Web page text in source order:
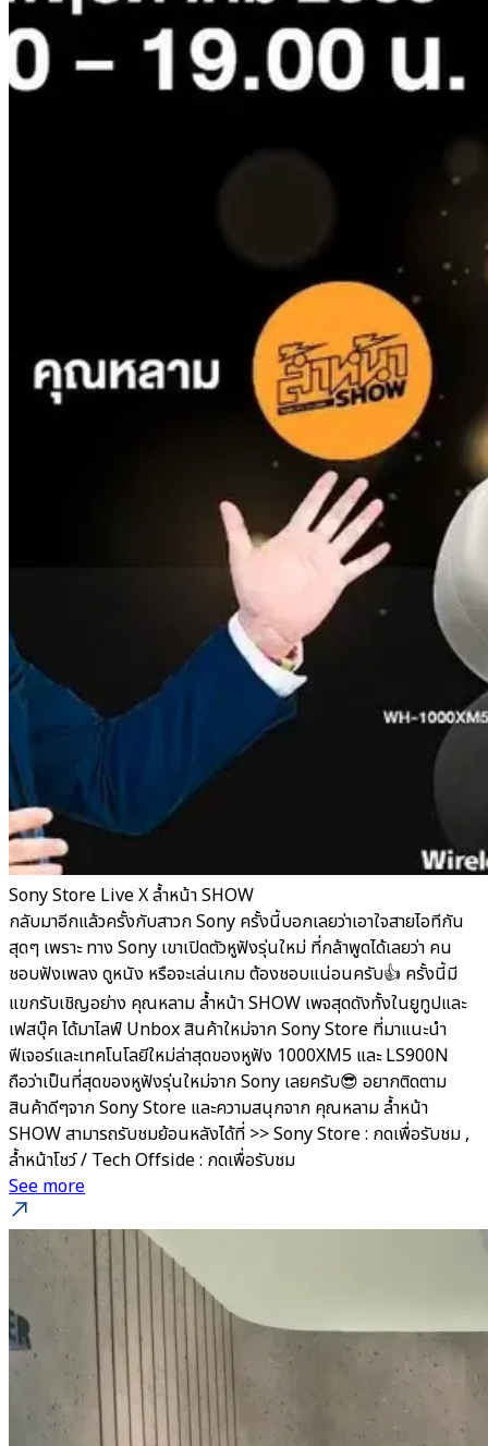
Sony Store Live X ล้ำหน้า SHOW
กลับมาอีกแล้วครั้งกับสาวก Sony ครั้งนี้บอกเลยว่าเอาใจสายไอทีกัน
สุดๆ เพราะ ทาง Sony เขาเปิดตัวหูฟังรุ่นใหม่ ที่กล้าพูดได้เลยว่า คน
ชอบฟังเพลง ดูหนัง หรือจะเล่นเกม ต้องชอบแน่อนครับ👍 ครั้งนี้มี
แขกรับเชิญอย่าง คุณหลาม ล้ำหน้า SHOW เพจสุดดังทั้งในยูทูปและ
เฟสบุ๊ค ได้มาไลฟ์ Unbox สินค้าใหม่จาก Sony Store ที่มาแนะนำ
ฟีเจอร์และเทคโนโลยีใหม่ล่าสุดของหูฟัง 1000XM5 และ LS900N
ถือว่าเป็นที่สุดของหูฟังรุ่นใหม่จาก Sony เลยครับ😎 อยากติดตาม
สินค้าดีๆจาก Sony Store และความสนุกจาก คุณหลาม ล้ำหน้า
SHOW สามารถรับชมย้อนหลังได้ที่ >> Sony Store : กดเพื่อรับชม ,
ล้ำหน้าโชว์ / Tech Offside : กดเพื่อรับชม
See more